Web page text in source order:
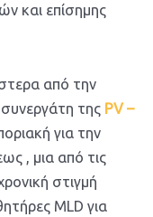
και επίσημης
από την
της PV –
για την
, μια από τις
στιγμή
MLD για